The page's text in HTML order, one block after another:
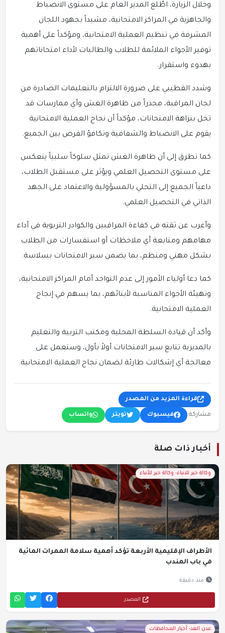
وخلال الزيارة، اطّلع المدير العام على مستوى الانضباط
والجاهزية في المراكز الامتحانية، مشيداً بجهود اللجان
المشرفة في تنظيم العملية الامتحانية، ومؤكداً على أهمية
توفير الأجواء الملائمة للطلاب والطالبات لأداء امتحاناتهم
بهدوء واستقرار.
وشدد القطيبي على ضرورة الالتزام بالتعليمات الصادرة من
لجان المراقبة، محذراً من ظاهرة الغش وأي ممارسات قد
تخل بنزاهة الامتحانات، مؤكداً أن نجاح العملية الامتحانية
يقوم على الانضباط والشفافية وتكافؤ الفرص بين الجميع.
كما تطرق إلى أن ظاهرة الغش تمثل سلوكاً سلبياً ينعكس
على مستوى التحصيل العلمي ويؤثر على مستقبل الطلاب،
داعياً الجميع إلى التحلي بالمسؤولية والاعتماد على الجهد
الذاتي في التحصيل العلمي.
وأعرب عن ثقته في كفاءة المراقبين والكوادر التربوية في أداء
مهامهم ومتابعة أي ملاحظات أو استفسارات من الطلاب
بشكل مهني ومنظم، بما يضمن سير الامتحانات بسلاسة.
كما دعا أولياء الأمور إلى عدم التواجد أمام المراكز الامتحانية،
وتهيئة الأجواء المناسبة لأبنائهم، بما يسهم في إنجاح
العملية الامتحانية.
وأكد أن قيادة السلطة المحلية ومكتب التربية والتعليم
بالمديرية تتابع سير الامتحانات أولاً بأول، وستعمل على
معالجة أي إشكالات طارئة لضمان نجاح العملية الامتحانية.
قراءة المزيد من المصدر
مشاركة: فيسبوك تويتر واتساب
أخبار ذات صلة
وكالة خبر للانباء- وكالة خبر للأنباء
الأطراف الإقليمية الأربعة تؤكد أهمية سلامة الممرات المائية
في باب المندب
منذ دقيقة
المصدر
عدن الغد- أخبار المحافظات